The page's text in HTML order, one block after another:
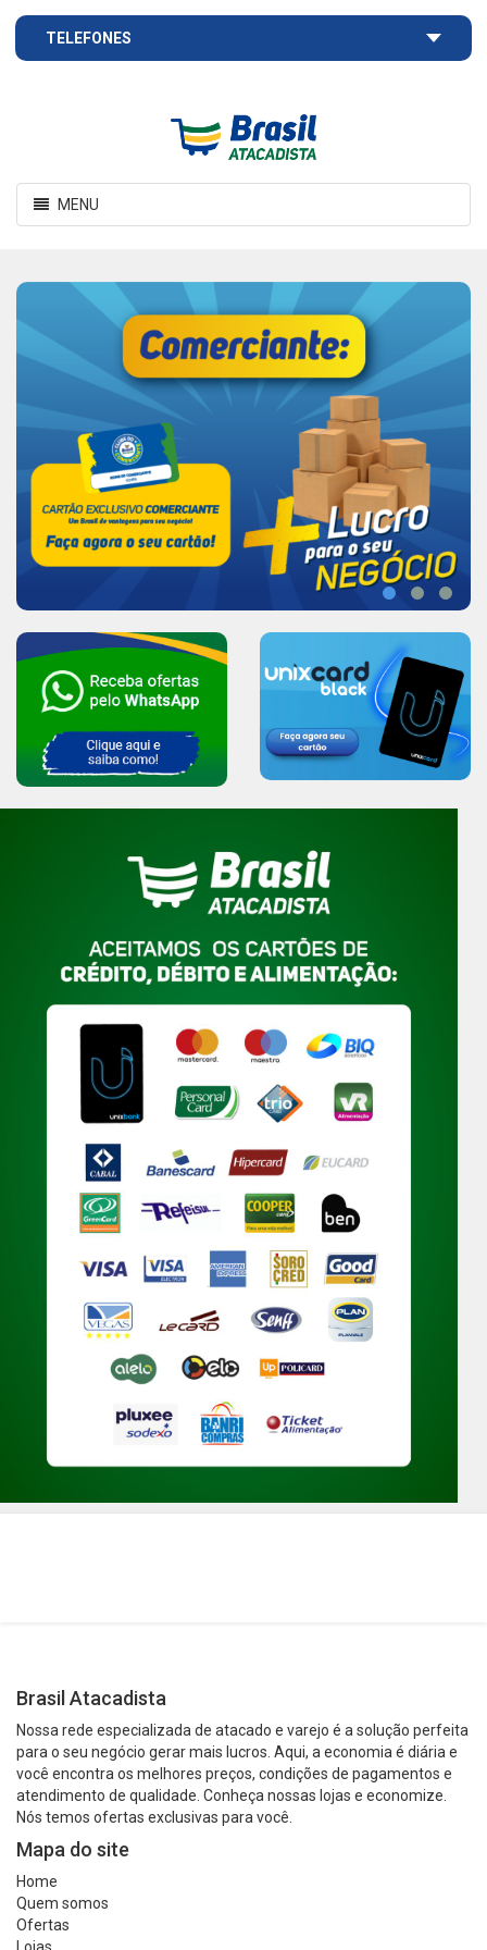
TELEFONES
Atacadista
Toggle
navigation
MENU
Brasil Atacadista
Nossa rede especializada de atacado e varejo é a solução perfeita
para o seu negócio gerar mais lucros. Aqui, a economia é diária e
você encontra os melhores preços, condições de pagamentos e
atendimento de qualidade. Conheça nossas lojas e economize.
Nós temos ofertas exclusivas para você.
Mapa do site
Home
Quem somos
Ofertas